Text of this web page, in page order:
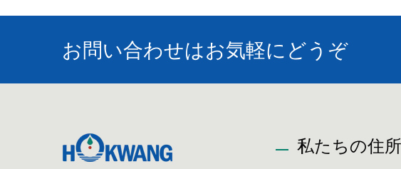
お問い合わせはお気軽にどうぞ
私たちの住所